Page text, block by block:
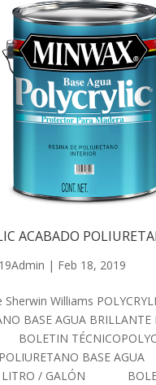
ACABADO
| Feb 18, 2019
Williams
BASE AGUA BRILLANTE
BASE AGUA
LITRO / GALÓN